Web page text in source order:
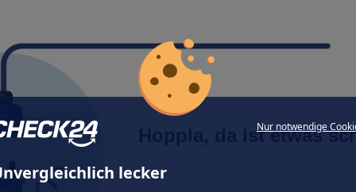
Nur notwendige
lecker
Hoppla, da ist etwas